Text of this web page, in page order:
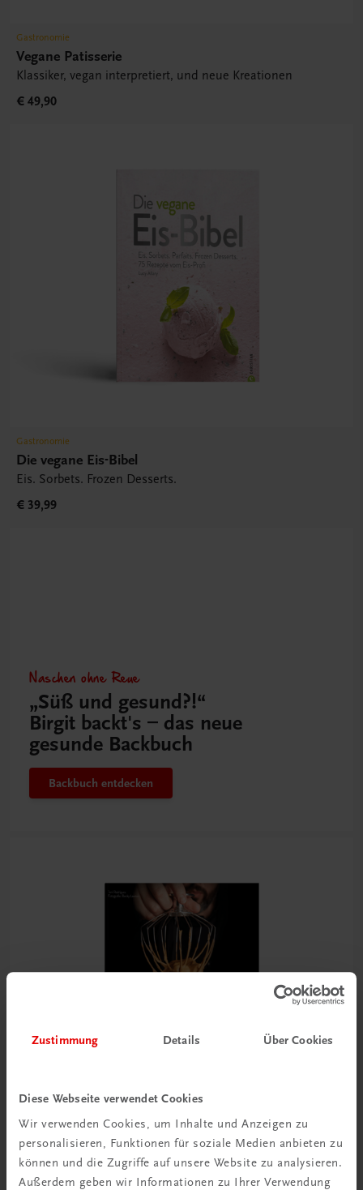
Zustimmung Details Über Cookies
Diese Webseite verwendet Cookies
Wir verwenden Cookies, um Inhalte und Anzeigen zu
personalisieren, Funktionen für soziale Medien anbieten zu
können und die Zugriffe auf unsere Website zu analysieren.
Außerdem geben wir Informationen zu Ihrer Verwendung
Gastronomie
Vegane Patisserie
Klassiker, vegan interpretiert, und neue Kreationen
€ 49,90
Gastronomie
Die vegane Eis-Bibel
Eis. Sorbets. Frozen Desserts.
€ 39,99
Naschen ohne Reue
„Süß und gesund?!“
Birgit backt's – das neue
gesunde Backbuch
Backbuch entdecken
Die vegane Backbibel